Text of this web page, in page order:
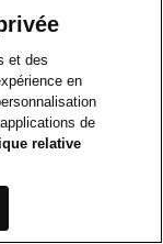
et des
en
de
relative